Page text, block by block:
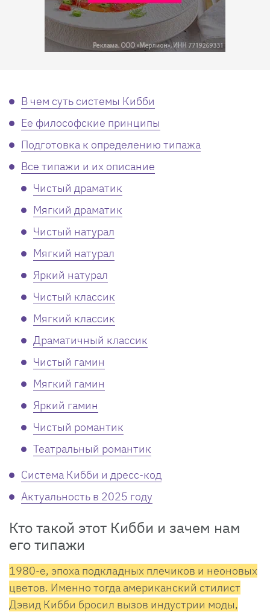
В чем суть системы Кибби
Ее философские принципы
Подготовка к определению типажа
Все типажи и их описание
Чистый драматик
Мягкий драматик
Чистый натурал
Мягкий натурал
Яркий натурал
Чистый классик
Мягкий классик
Драматичный классик
Чистый гамин
Мягкий гамин
Яркий гамин
Чистый романтик
Театральный романтик
Система Кибби и дресс-код
Актуальность в 2025 году
Кто такой этот Кибби и зачем нам
его типажи
1980-е, эпоха подкладных плечиков и неоновых
цветов. Именно тогда американский стилист
Дэвид Кибби бросил вызов индустрии моды,